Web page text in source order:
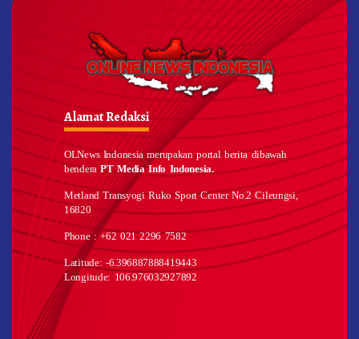
Alamat Redaksi
OLNews Indonesia merupakan portal berita dibawah
benderaPT Media Info Indonesia.
Metland Transyogi Ruko Sport Center No.2 Cileungsi,
16820
Phone : +62 021 2296 7582
Latitude: -6.396887888419443
Longitude: 106.976032927892